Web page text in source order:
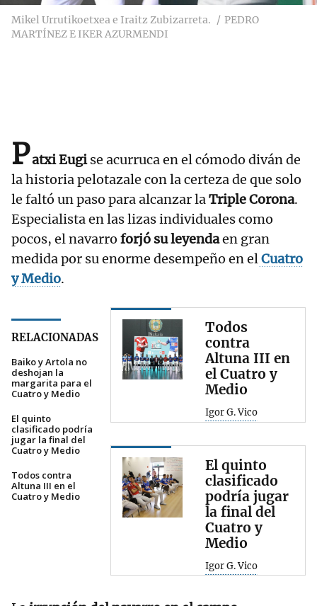
Mikel Urrutikoetxea e Iraitz Zubizarreta.
PEDRO
MARTÍNEZ E IKER AZURMENDI
Patxi Eugise acurruca en el cómodo diván de
la historia pelotazale con la certeza de que solo
le faltó un paso para alcanzar laTriple Corona.
Especialista en las lizas individuales como
pocos, el navarro forjó su leyendaen gran
medida por su enorme desempeño en elCuatro
y Medio.
RELACIONADAS
Baiko y Artola no
deshojan la
margarita para el
Cuatro y Medio
El quinto
clasificado podría
jugar la final del
Cuatro y Medio
Todos contra
Altuna III en el
Cuatro y Medio
Todos
contra
Altuna III en
el Cuatro y
Medio
Igor G. Vico
El quinto
clasificado
podría jugar
la final del
Cuatro y
Medio
Igor G. Vico